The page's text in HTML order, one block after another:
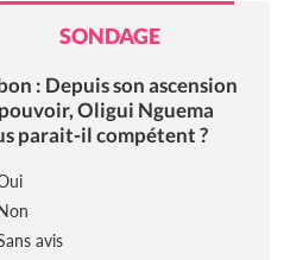
SONDAGE
: Depuis son ascension
Oligui Nguema
parait-il compétent ?
avis